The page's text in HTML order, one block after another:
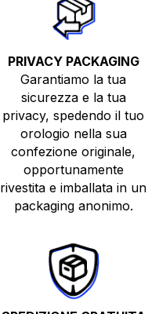
PRIVACY PACKAGING
Garantiamo la tua
sicurezza e la tua
privacy, spedendo il tuo
orologio nella sua
confezione originale,
opportunamente
rivestita e imballata in un
packaging anonimo.